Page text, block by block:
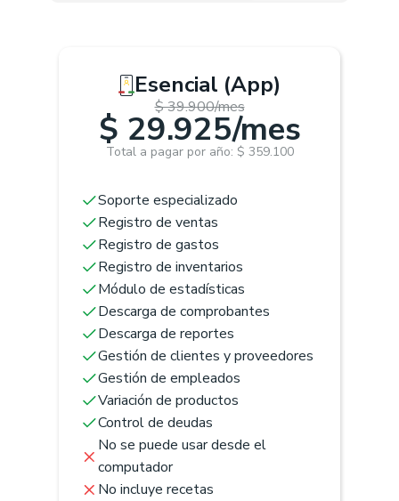
Esencial (App)
$ 39.900/mes
$ 29.925/mes
Total a pagar por año: $ 359.100
Soporte especializado
Registro de ventas
Registro de gastos
Registro de inventarios
Módulo de estadísticas
Descarga de comprobantes
Descarga de reportes
Gestión de clientes y proveedores
Gestión de empleados
Variación de productos
Control de deudas
No se puede usar desde el
computador
No incluye recetas